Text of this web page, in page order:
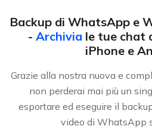
Backup di WhatsApp e
- Archiviale tue chat
iPhone e
Grazie alla nostra nuova e
non perderai mai più un
esportare ed eseguire il
video di WhatsApp